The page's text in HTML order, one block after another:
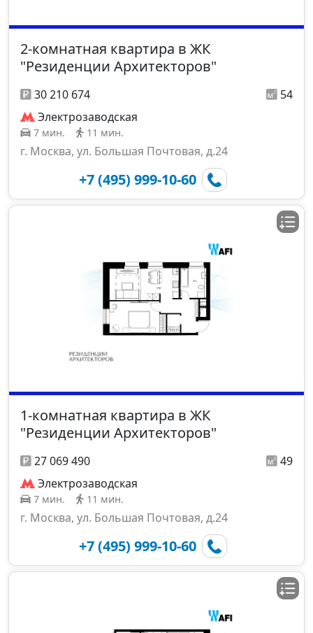
2-комнатная квартира в ЖК
"Резиденции Архитекторов"
30 210 674
54
Электрозаводская
7 мин. 11 мин.
г. Москва, ул. Большая Почтовая, д.24
+7 (495) 999-10-60
1-комнатная квартира в ЖК
"Резиденции Архитекторов"
27 069 490
49
Электрозаводская
7 мин. 11 мин.
г. Москва, ул. Большая Почтовая, д.24
+7 (495) 999-10-60